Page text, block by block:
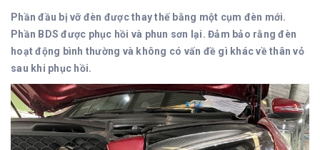
Phần đầu bị vỡ đèn được thay thế bằng một cụm đèn mới.
Phần BDS được phục hồi và phun sơn lại. Đảm bảo rằng đèn
hoạt động bình thường và không có vấn đề gì khác về thân vỏ
sau khi phục hồi.